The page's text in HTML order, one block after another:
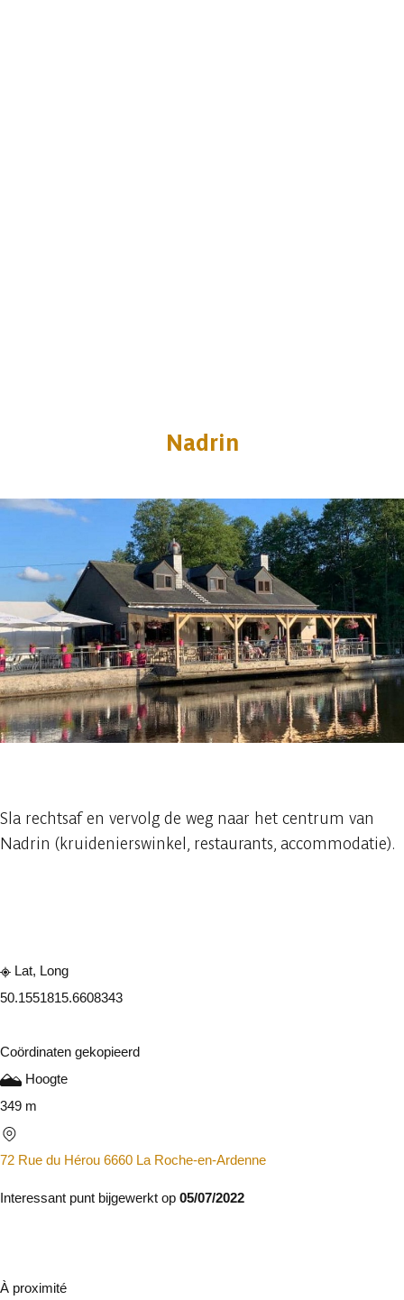
Nadrin
Sla rechtsaf en vervolg de weg naar het centrum van
Nadrin (kruidenierswinkel, restaurants, accommodatie).
Lat, Long
50.1551815.6608343
Coördinaten gekopieerd
Hoogte
349 m
72 Rue du Hérou 6660 La Roche-en-Ardenne
Interessant punt bijgewerkt op 05/07/2022
À proximité